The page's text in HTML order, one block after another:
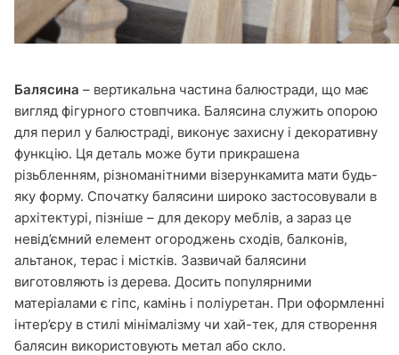
Балясина – вертикальна частина балюстради, що має
вигляд фігурного стовпчика. Балясина служить опорою
для перил у балюстраді, виконує захисну і декоративну
функцію. Ця деталь може бути прикрашена
різьбленням, різноманітними візерункамита мати будь-
яку форму. Спочатку балясини широко застосовували в
архітектурі, пізніше – для декору меблів, а зараз це
невід’ємний елемент огороджень сходів, балконів,
альтанок, терас і містків. Зазвичай балясини
виготовляють із дерева. Досить популярними
матеріалами є гіпс, камінь і поліуретан. При оформленні
інтер’єру в стилі мінімалізму чи хай-тек, для створення
балясин використовують метал або скло.